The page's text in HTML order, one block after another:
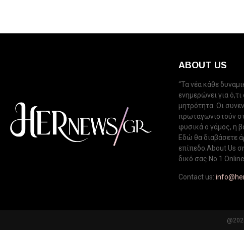
ABOUT US
“Τα νέα κάθε
ενημερώνει για
μητρότητα. Οι
πρωταγωνιστούν
φυσικά ο γάμος, η
Εδώ θα διαβάσετε
επίπεδο.About Us
δικό σας Νo.1
Contact us: